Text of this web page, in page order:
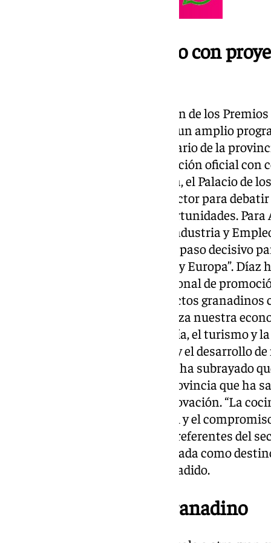
Destino gastronómico con
Más allá de la gala, la celebración de los
Granada viene acompañada de un amplio
para mostrar el potencial culinario de la
de octubre, se celebró una recepción oficial con
Mártires, y esta misma mañana, el Palacio de
con expertos y referentes del sector para
la gastronomía, sus retos y oportunidades.
Fondos Europeos, Desarrollo, Industria y
sede de los premios supone “un paso decisivo
mapa gastronómico de España y Europa”.
logro con la estrategia institucional de
que busca posicionar los productos
autenticidad. “El evento dinamiza nuestra
sectores clave como la hostelería, el turismo y
fundamentales para el empleo y el desarrollo
destacado el diputado. Además, ha subrayado
del trabajo constante de una provincia que ha
culinaria sin renunciar a la innovación. “La
historia, la diversidad territorial y el
Mostraremos a los principales referentes del
despensa y el potencial de Granada como
turístico de primer nivel”, ha añadido.
El legado culinario granadino